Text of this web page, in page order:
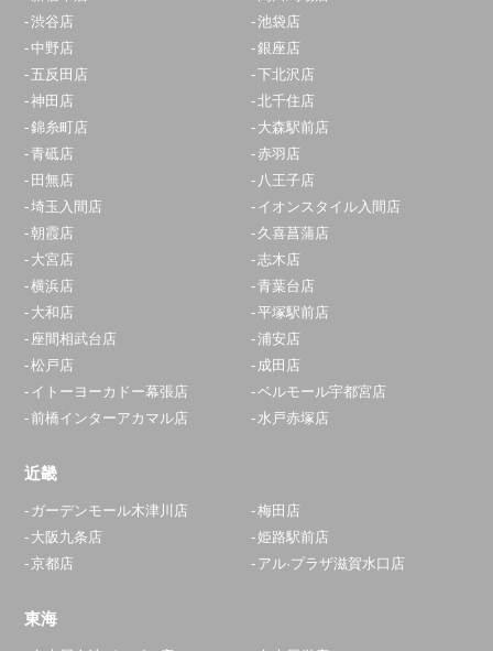
渋谷店
池袋店
中野店
銀座店
五反田店
下北沢店
神田店
北千住店
錦糸町店
大森駅前店
青砥店
赤羽店
田無店
八王子店
埼玉入間店
イオンスタイル入間店
朝霞店
久喜菖蒲店
大宮店
志木店
横浜店
青葉台店
大和店
平塚駅前店
座間相武台店
浦安店
松戸店
成田店
イトーヨーカドー幕張店
ベルモール宇都宮店
前橋インターアカマル店
水戸赤塚店
近畿
ガーデンモール木津川店
梅田店
大阪九条店
姫路駅前店
京都店
アル·プラザ滋賀水口店
東海